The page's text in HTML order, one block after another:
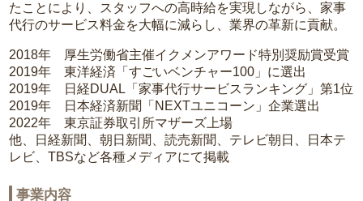
たことにより、スタッフへの高時給を実現しながら、家事
代行のサービス料金を大幅に減らし、業界の革新に貢献。
2018年 厚生労働省主催イクメンアワード特別奨励賞受賞
2019年 東洋経済「すごいベンチャー100」に選出
2019年 日経DUAL「家事代行サービスランキング」第1位
2019年 日本経済新聞「NEXTユニコーン」企業選出
2022年 東京証券取引所マザーズ上場
他、日経新聞、朝日新聞、読売新聞、テレビ朝日、日本テ
レビ、TBSなど各種メディアにて掲載
事業内容